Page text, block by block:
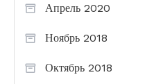
Апрель 2020
Ноябрь 2018
Октябрь 2018